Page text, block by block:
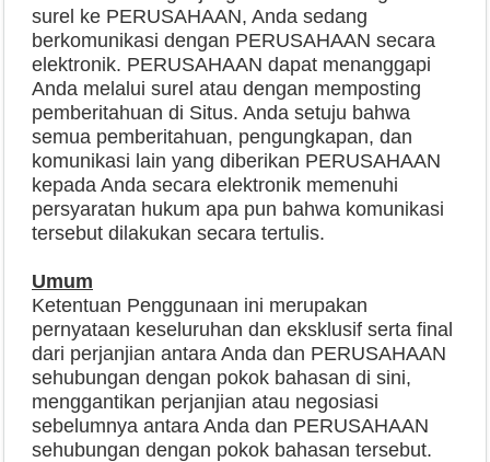
surel ke PERUSAHAAN, Anda sedang
berkomunikasi dengan PERUSAHAAN secara
elektronik. PERUSAHAAN dapat menanggapi
Anda melalui surel atau dengan memposting
pemberitahuan di Situs. Anda setuju bahwa
semua pemberitahuan, pengungkapan, dan
komunikasi lain yang diberikan PERUSAHAAN
kepada Anda secara elektronik memenuhi
persyaratan hukum apa pun bahwa komunikasi
tersebut dilakukan secara tertulis.
Umum
Ketentuan Penggunaan ini merupakan
pernyataan keseluruhan dan eksklusif serta final
dari perjanjian antara Anda dan PERUSAHAAN
sehubungan dengan pokok bahasan di sini,
menggantikan perjanjian atau negosiasi
sebelumnya antara Anda dan PERUSAHAAN
sehubungan dengan pokok bahasan tersebut.